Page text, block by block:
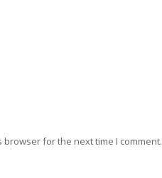
for the next time I comment.